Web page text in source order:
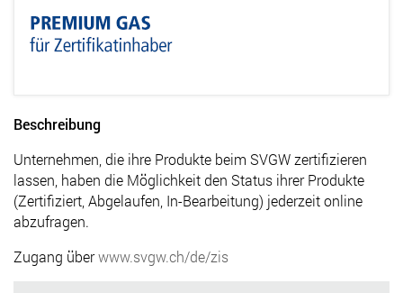
Beschreibung
Unternehmen, die ihre Produkte beim SVGW zertifizieren
lassen, haben die Möglichkeit den Status ihrer Produkte
(Zertifiziert, Abgelaufen, In-Bearbeitung) jederzeit online
abzufragen.
Zugang überwww.svgw.ch/de/zis